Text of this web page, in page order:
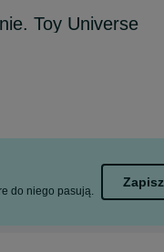
Toy Universe
do niego pasują.
Zapisz